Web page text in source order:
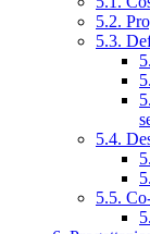
5.2.
5.3.
5.4.
5.5.